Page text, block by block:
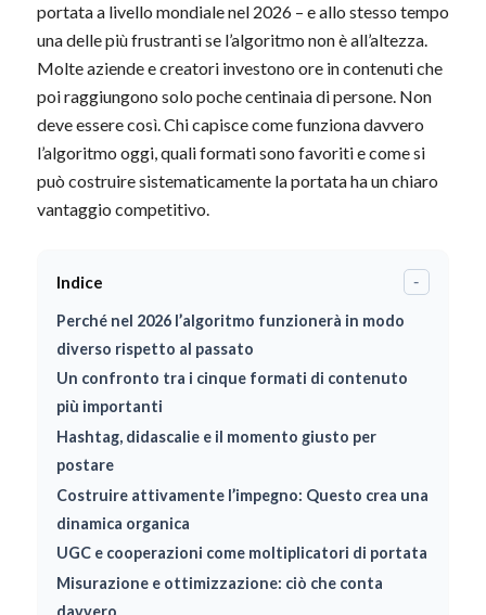
portata a livello mondiale nel 2026 – e allo stesso tempo
una delle più frustranti se l’algoritmo non è all’altezza.
Molte aziende e creatori investono ore in contenuti che
poi raggiungono solo poche centinaia di persone. Non
deve essere così. Chi capisce come funziona davvero
l’algoritmo oggi, quali formati sono favoriti e come si
può costruire sistematicamente la portata ha un chiaro
vantaggio competitivo.
Indice -
Perché nel 2026 l’algoritmo funzionerà in modo
diverso rispetto al passato
Un confronto tra i cinque formati di contenuto
più importanti
Hashtag, didascalie e il momento giusto per
postare
Costruire attivamente l’impegno: Questo crea una
dinamica organica
UGC e cooperazioni come moltiplicatori di portata
Misurazione e ottimizzazione: ciò che conta
davvero